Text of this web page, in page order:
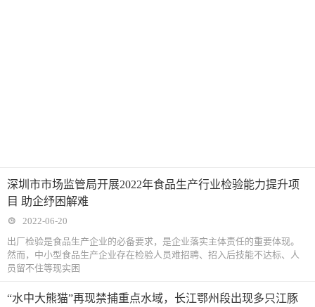
深圳市市场监管局开展2022年食品生产行业检验能力提升项
目 助企纾困解难
2022-06-20
出厂检验是食品生产企业的必备要求，是企业落实主体责任的重要体现。
然而，中小型食品生产企业存在检验人员难招聘、招入后技能不达标、人
员留不住等现实困
“水中大熊猫”再现禁捕重点水域，长江鄂州段出现多只江豚